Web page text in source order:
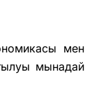
мен
мынадай